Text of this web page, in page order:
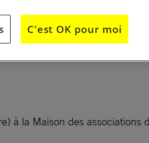
à la Maison des associations
C'est OK pour moi